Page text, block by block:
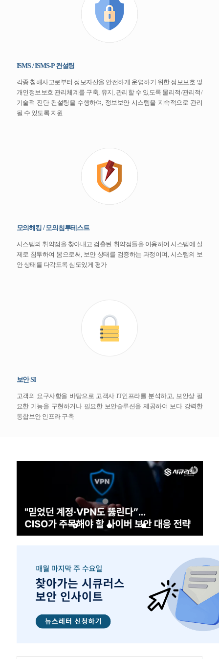
ISMS / ISMS-P 컨설팅
각종 침해사고로부터 정보자산을 안전하게 운영하기 위한 정보보호 및
개인정보보호 관리체계를 구축, 유지, 관리할 수 있도록 물리적/관리적/
기술적 진단 컨설팅을 수행하여, 정보보안 시스템을 지속적으로 관리
될 수 있도록 지원
모의해킹 / 모의침투테스트
시스템의 취약점을 찾아내고 검출된 취약점들을 이용하여 시스템에 실
제로 침투하여 봄으로써, 보안 상태를 검증하는 과정이며, 시스템의 보
안 상태를 다각도록 심도있게 평가
보안 SI
고객의 요구사항을 바탕으로 고객사 IT인프라를 분석하고, 보안상 필
요한 기능을 구현하거나 필요한 보안솔루션을 제공하여 보다 강력한
통합보안 인프라 구축